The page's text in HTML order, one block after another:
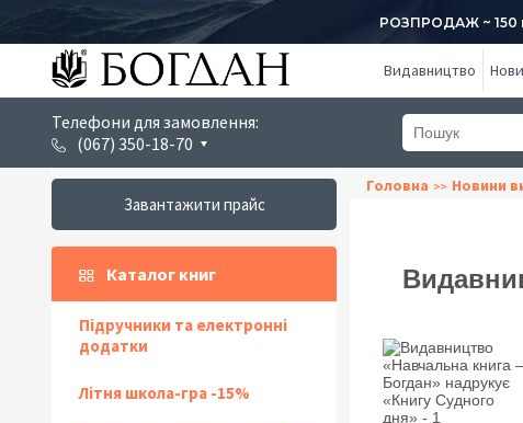
РОЗПРОДАЖ ~ 150
Видавництво
Телефони для замовлення:
(067) 350-18-70
Завантажити прайс
Каталог книг
Підручники та електронні
додатки
Літня школа-гра -15%
Головна Новини